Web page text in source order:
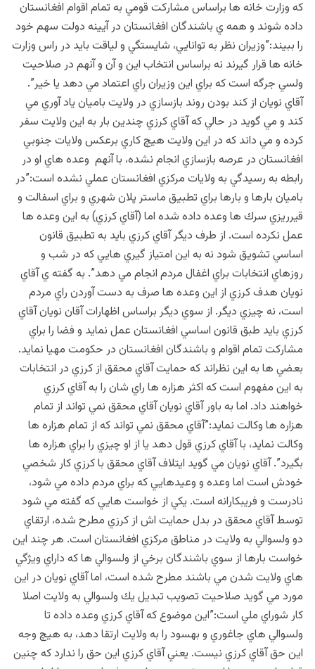
كه وزارت خانه ها براساس مشاركت قومي به تمام اقوام افغانستان
داده شوند و همه ي باشندگان افغانستان در آيينه دولت سهم خود
را ببيند:”وزيران نظر به توانايي، شايستگي و لياقت بايد در راس وزارت
خانه ها قرار گيرند نه براساس انتخاب اين و آن و آنهم در صلاحيت
ولسي جرگه است كه براي اين وزيران راي اعتماد مي دهد يا خير”.
آقاي نويان از كند بودن روند بازسازي در ولايت باميان ياد آوري مي
كند و مي گويد در حالي كه آقاي كرزي چندين بار به اين ولايت سفر
كرده و مي داند كه در اين ولايت هيچ كاري برعكس ولايات جنوبي
افغانستان در عرصه بازسازي انجام نشده، با آنهم وعده هاي او در
رابطه به رسيدگي به ولايات مركزي افغانستان عملي نشده است:”در
باميان بارها و بارها براي تطبيق ماستر پلان شهري و براي اسفالت و
قيرريزي سرك ها وعده داده شده اما (آقاي كرزي) به اين وعده ها
عمل نكرده است. از طرف ديگر آقاي كرزي بايد به تطبيق قانون
اساسي تشويق شود نه به اين امتياز گيري هايي كه در شب و
روزهاي انتخابات براي اغفال مردم انجام مي دهد”. به گفته ي آقاي
نويان هدف كرزي از اين وعده ها صرف به دست آوردن راي مردم
است، نه چيزي ديگر. از سوي ديگر براساس اظهارات آقان نويان آقاي
كرزي بايد طبق قانون اساسي افغانستان عمل نمايد و فضا را براي
مشاركت تمام اقوام و باشندگان افغانستان در حكومت مهيا نمايد.
بعضي ها به اين نظراند كه حمايت آقاي محقق از كرزي در انتخابات
به اين مفهوم است كه اكثر هزاره ها راي شان را به آقاي كرزي
خواهند داد. اما به باور آقاي نويان آقاي محقق نمي تواند از تمام
هزاره ها وكالت نمايد:”آقاي محقق نمي تواند كه از تمام هزاره ها
وكالت نمايد،‌ با آقاي كرزي قول دهد يا از او چيزي را براي هزاره ها
بگيرد”. آقاي نويان مي گويد ايتلاف آقاي محقق با كرزي كار شخصي
خودش است اما وعده و وعيدهايي كه براي مردم داده مي شود،
نادرست و فريبكارانه است. يكي از خواست هايي كه گفته مي شود
توسط آقاي محقق در بدل حمايت اش از كرزي مطرح شده، ارتقاي
دو ولسوالي به ولايت در مناطق مركزي افغانستان است. هر چند اين
خواست بارها از سوي باشندگان برخي از ولسوالي ها كه داراي ويژگي
هاي ولايت شدن مي باشند مطرح شده است، اما آقاي نويان در اين
مورد مي گويد صلاحيت تصويب تبديل يك ولسوالي به ولايت اصلا
كار شوراي ملي است:”اين موضوع كه آقاي كرزي وعده داده تا
ولسوالي هاي جاغوري و بهسود را به ولايت ارتقا دهد، به هيچ وجه
اين حق آقاي كرزي نيست. يعني آقاي كرزي اين حق را ندارد كه چنين